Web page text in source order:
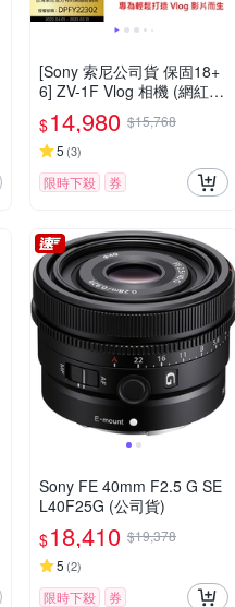
[Sony 索尼公司貨 保固18+
6] ZV-1F Vlog 相機 (網紅新
手/生活隨拍)
$14,980 $15,768
5 (3)
限時下殺 券
Sony FE 40mm F2.5 G SE
L40F25G (公司貨)
$18,410 $19,378
5 (2)
限時下殺 券